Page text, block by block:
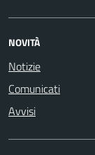
NOVITÀ
Notizie
Comunicati
Avvisi